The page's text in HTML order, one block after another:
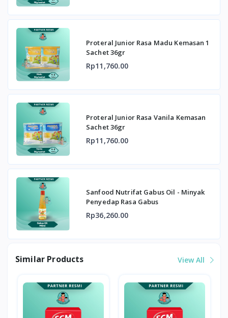
Proteral Junior Rasa Madu Kemasan 1
Sachet 36gr
Rp11,760.00
Proteral Junior Rasa Vanila Kemasan
Sachet 36gr
Rp11,760.00
Sanfood Nutrifat Gabus Oil - Minyak
Penyedap Rasa Gabus
Rp36,260.00
Similar Products View All